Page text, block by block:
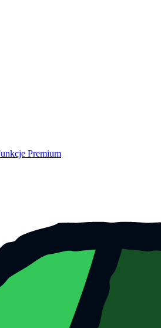
Premium